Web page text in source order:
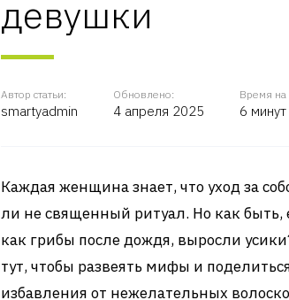
девушки
Автор статьи:
smartyadmin
Обновлено:
4 апреля 2025
Время на
6 минут
Каждая женщина знает, что уход за
ли не священный ритуал. Но как быть,
как грибы после дождя, выросли
тут, чтобы развеять мифы и
избавления от нежелательных